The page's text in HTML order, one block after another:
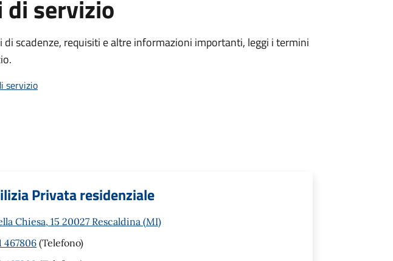
di servizio
di scadenze, requisiti e altre informazioni importanti, leggi i termini
servizio
Privata residenziale
Chiesa, 15 20027 Rescaldina (MI)
467806(Telefono)